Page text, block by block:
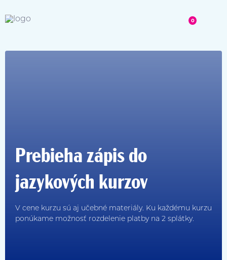
0
Prebieha zápis do
jazykových kurzov
V cene kurzu sú aj učebné materiály. Ku každému kurzu
ponúkame možnosť rozdelenie platby na 2 splátky.